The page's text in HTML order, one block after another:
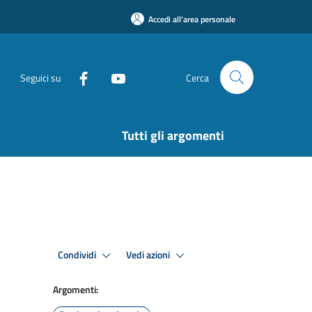
Accedi all'area personale
Seguici su Cerca
Tutti gli argomenti
Condividi Vedi azioni
Argomenti: